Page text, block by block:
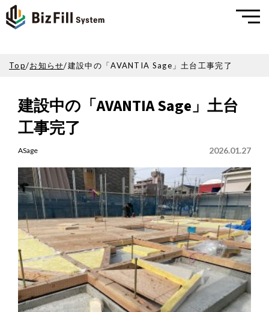
Top/お知らせ/建設中の「AVANTIA Sage」土台工事完了
建設中の「AVANTIA Sage」土台
工事完了
ASage 2026.01.27